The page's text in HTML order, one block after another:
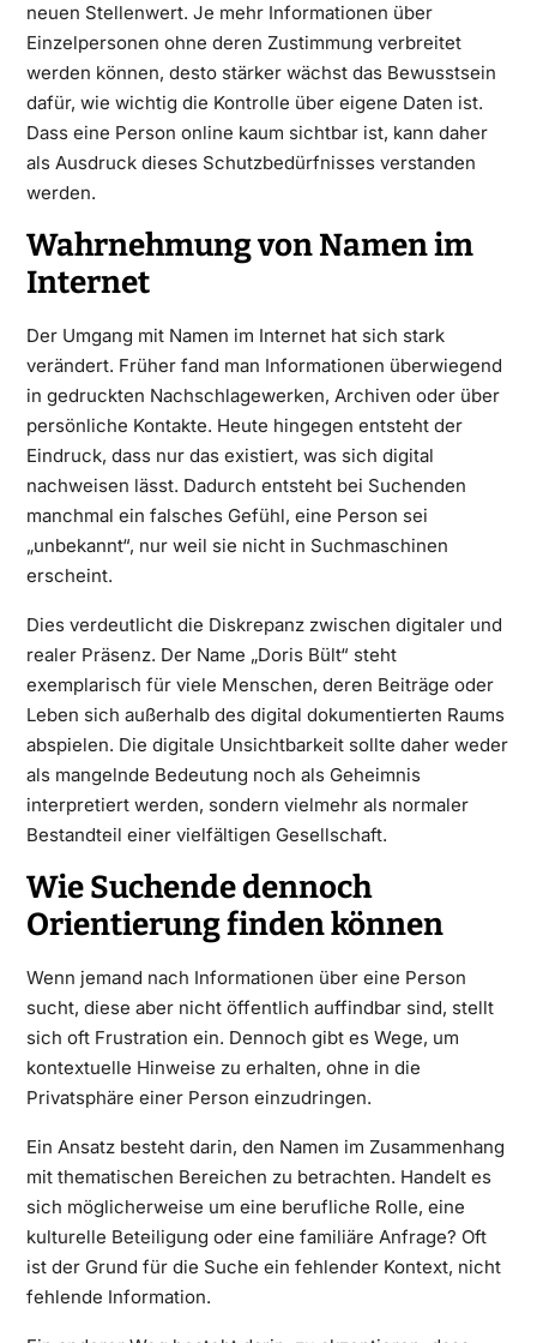
neuen Stellenwert. Je mehr Informationen über
Einzelpersonen ohne deren Zustimmung verbreitet
werden können, desto stärker wächst das Bewusstsein
dafür, wie wichtig die Kontrolle über eigene Daten ist.
Dass eine Person online kaum sichtbar ist, kann daher
als Ausdruck dieses Schutzbedürfnisses verstanden
werden.
Wahrnehmung von Namen im
Internet
Der Umgang mit Namen im Internet hat sich stark
verändert. Früher fand man Informationen überwiegend
in gedruckten Nachschlagewerken, Archiven oder über
persönliche Kontakte. Heute hingegen entsteht der
Eindruck, dass nur das existiert, was sich digital
nachweisen lässt. Dadurch entsteht bei Suchenden
manchmal ein falsches Gefühl, eine Person sei
„unbekannt“, nur weil sie nicht in Suchmaschinen
erscheint.
Dies verdeutlicht die Diskrepanz zwischen digitaler und
realer Präsenz. Der Name „Doris Bült“ steht
exemplarisch für viele Menschen, deren Beiträge oder
Leben sich außerhalb des digital dokumentierten Raums
abspielen. Die digitale Unsichtbarkeit sollte daher weder
als mangelnde Bedeutung noch als Geheimnis
interpretiert werden, sondern vielmehr als normaler
Bestandteil einer vielfältigen Gesellschaft.
Wie Suchende dennoch
Orientierung finden können
Wenn jemand nach Informationen über eine Person
sucht, diese aber nicht öffentlich auffindbar sind, stellt
sich oft Frustration ein. Dennoch gibt es Wege, um
kontextuelle Hinweise zu erhalten, ohne in die
Privatsphäre einer Person einzudringen.
Ein Ansatz besteht darin, den Namen im Zusammenhang
mit thematischen Bereichen zu betrachten. Handelt es
sich möglicherweise um eine berufliche Rolle, eine
kulturelle Beteiligung oder eine familiäre Anfrage? Oft
ist der Grund für die Suche ein fehlender Kontext, nicht
fehlende Information.